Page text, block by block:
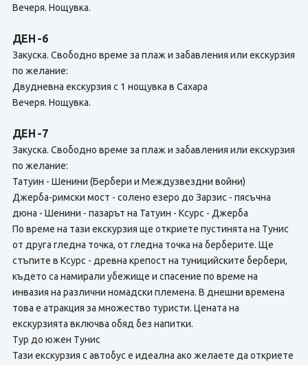
Вечеря. Нощувка.
ДЕН -6
Закуска. Свободно време за плаж и забавления или екскурзия
по желание:
Двудневна екскурзия с 1 нощувка в Сахара
Вечеря. Нощувка.
ДЕН -7
Закуска. Свободно време за плаж и забавления или екскурзия
по желание:
Татуин - Шенини (Бербери и Междузвездни войни)
Джерба-римски мост - солено езеро до Зарзис - пясъчна
дюна - Шенини - пазарът на Татуин - Ксурс - Джерба
По време на тази екскурзия ще откриете пустинята на Тунис
от друга гледна точка, от гледна точка на берберите. Ще
стъпите в Ксурс - древна крепост на туницийските бербери,
където са намирали убежище и спасение по време на
инвазия на различни номадски племена. В днешни времена
това е атракция за множество туристи. Цената на
екскурзията включва обяд без напитки.
Тур до южен Тунис
Тази екскурзия с автобус е идеална ако желаете да откриете